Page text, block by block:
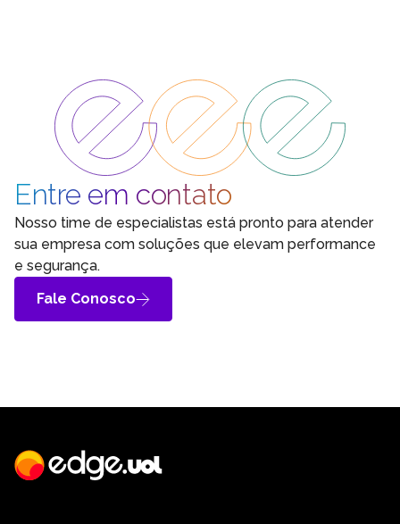
Entre em contato
Nosso time de especialistas está pronto para atender
sua empresa com soluções que elevam performance
e segurança.
Fale Conosco